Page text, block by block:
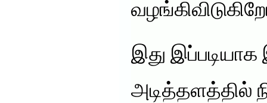
இது இப்படியாக
அடித்தளத்தில்